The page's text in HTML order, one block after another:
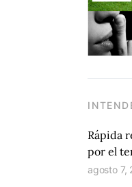
Rápida
por el
agosto 7,